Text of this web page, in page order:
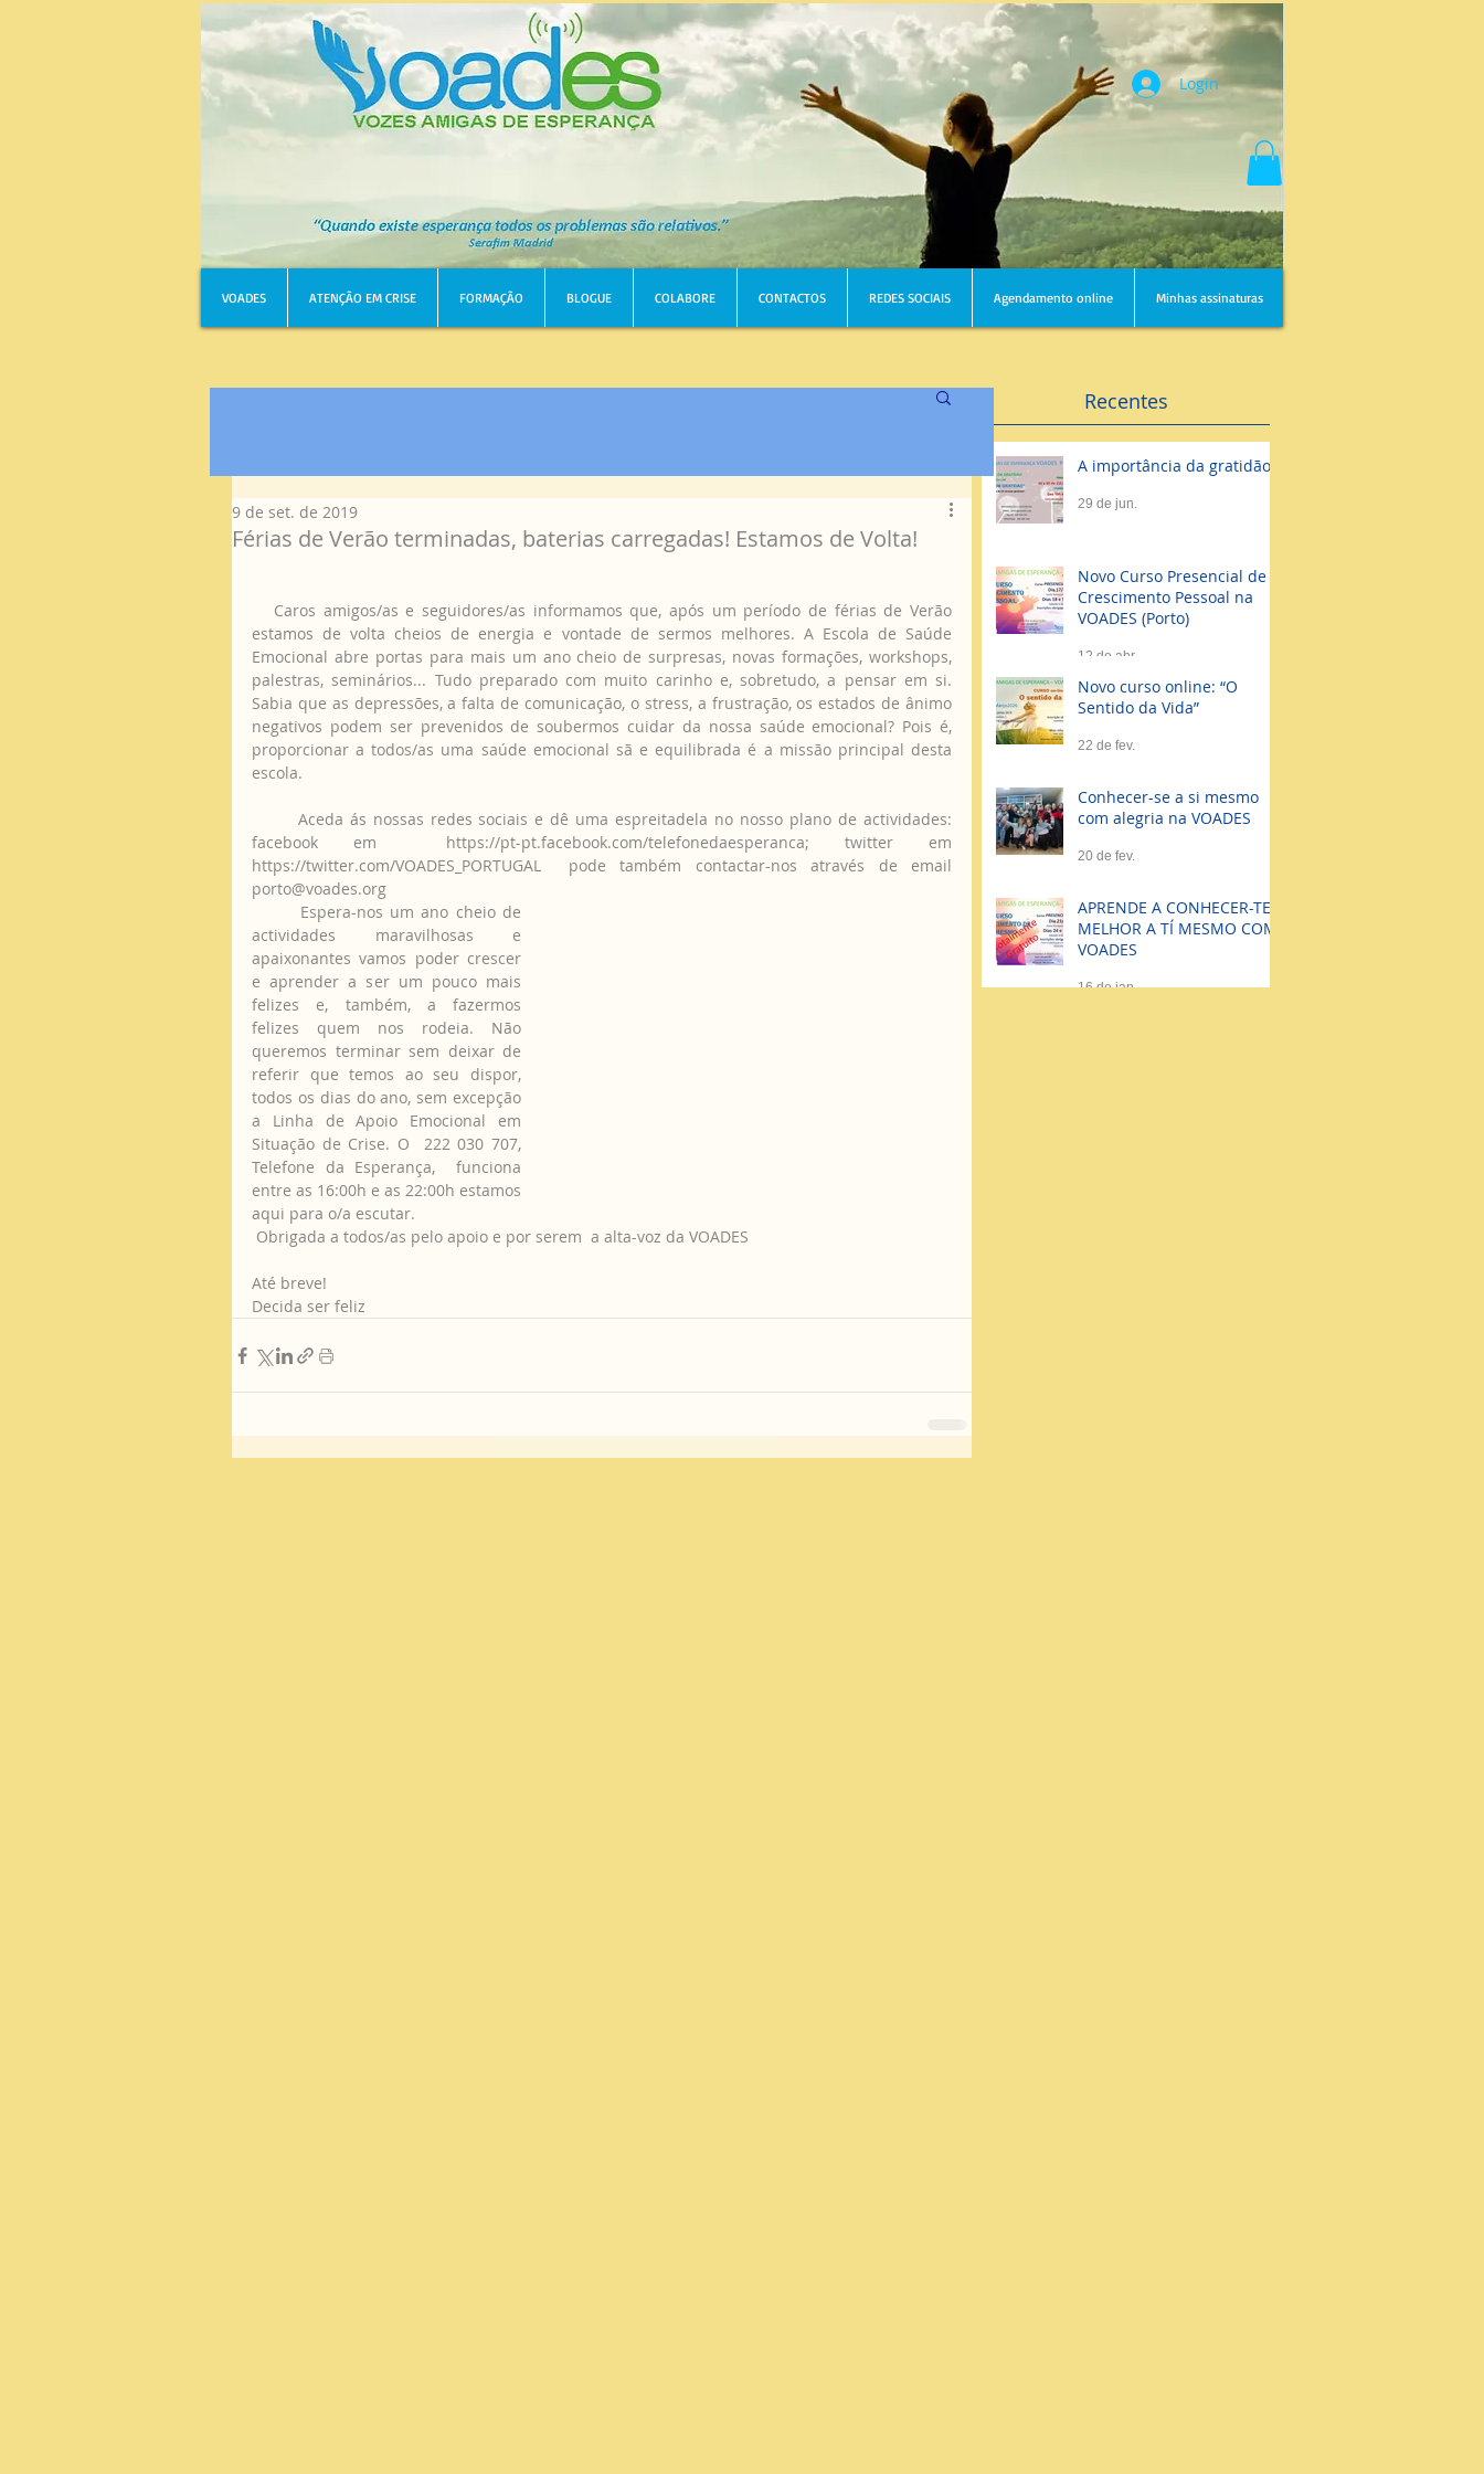
Login
VOADES ATENÇÃO EM CRISE FORMAÇÃO BLOGUE COLABORE CONTACTOS REDES SOCIAIS Agendamento online Minhas assinaturas
Recentes
A importância da gratidão
29 de jun.
Novo Curso Presencial de
Crescimento Pessoal na
VOADES (Porto)
12 de abr.
Novo curso online: “O
Sentido da Vida”
22 de fev.
Conhecer-se a si mesmo
com alegria na VOADES
20 de fev.
APRENDE A CONHECER-TE
MELHOR A TÍ MESMO COM
VOADES
16 de jan.
Férias de Verão terminadas, baterias carregadas! Estamos de Volta!
9 de set. de 2019
estamos de volta cheios de energia e vontade de sermos melhores. A Escola de Saúde
Emocional abre portas para mais um ano cheio de surpresas, novas formações, workshops,
palestras, seminários... Tudo preparado com muito carinho e, sobretudo, a pensar em si.
Sabia que as depressões, a falta de comunicação, o stress, a frustração, os estados de ânimo
negativos podem ser prevenidos de soubermos cuidar da nossa saúde emocional? Pois é,
proporcionar a todos/as uma saúde emocional sã e equilibrada é a missão principal desta
escola.
facebook em  https://pt-pt.facebook.com/telefonedaesperanca; twitter em
https://twitter.com/VOADES_PORTUGAL  pode também contactar-nos através de email
porto@voades.org
actividades maravilhosas e
apaixonantes vamos poder crescer
e aprender a ser um pouco mais
felizes e, também, a fazermos
felizes quem nos rodeia. Não
queremos terminar sem deixar de
referir que temos ao seu dispor,
todos os dias do ano, sem excepção
a Linha de Apoio Emocional em
Situação de Crise. O  222 030 707,
Telefone da Esperança,  funciona
entre as 16:00h e as 22:00h estamos
aqui para o/a escutar.
Obrigada a todos/as pelo apoio e por serem  a alta-voz da VOADES
Até breve!
Decida ser feliz